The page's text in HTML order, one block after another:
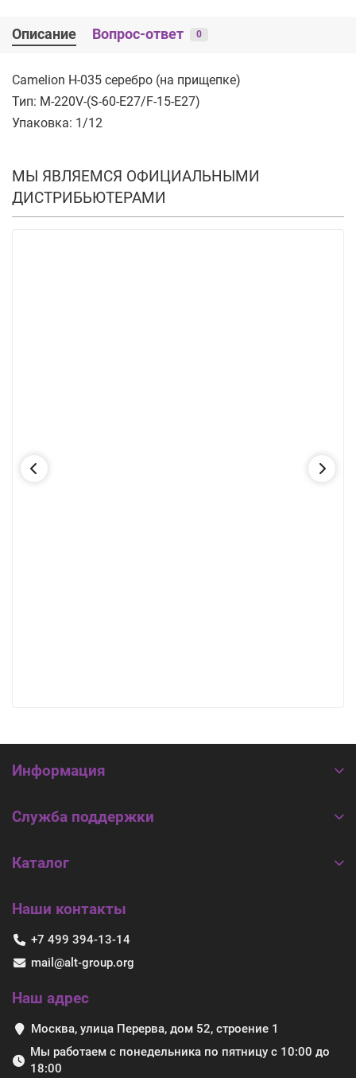
Описание Вопрос-ответ 0
Camelion H-035 серебро (на прищепке)
Тип: M-220V-(S-60-E27/F-15-E27)
Упаковка: 1/12
МЫ ЯВЛЯЕМСЯ ОФИЦИАЛЬНЫМИ
ДИСТРИБЬЮТЕРАМИ
Информация
Служба поддержки
Каталог
Наши контакты
+7 499 394-13-14
mail@alt-group.org
Наш адрес
Москва, улица Перерва, дом 52, строение 1
Мы работаем с понедельника по пятницу с 10:00 до
18:00